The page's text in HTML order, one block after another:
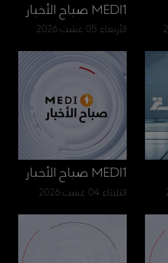
MEDI1 صباح الأخبار
الأربعاء 05 غشت 2026
MEDI1 صباح الأخبار
الثلاثاء 04 غشت 2026